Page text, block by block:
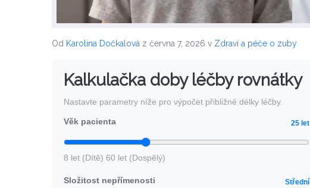
Od Karolína Dočkalová z června 7, 2026 v Zdraví a péče o zuby
Kalkulačka doby léčby rovnátky
Nastavte parametry níže pro výpočet přibližné délky léčby.
Věk pacienta 25 let
8 let (Dítě) 60 let (Dospělý)
Složitost nepřímenosti Střední